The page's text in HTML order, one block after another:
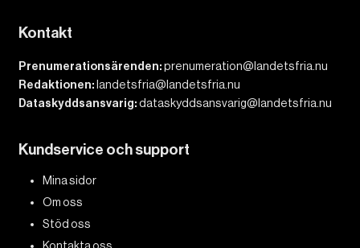
Kontakt
Prenumerationsärenden:prenumeration@landetsfria.nu
Redaktionen: landetsfria@landetsfria.nu
Dataskyddsansvarig:dataskyddsansvarig@landetsfria.nu
Kundservice och support
Mina sidor
Om oss
Stöd oss
Kontakta oss